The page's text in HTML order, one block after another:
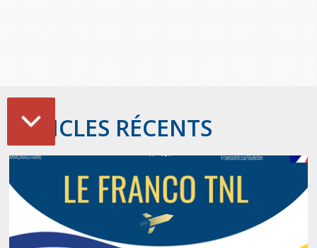
ARTICLES RÉCENTS